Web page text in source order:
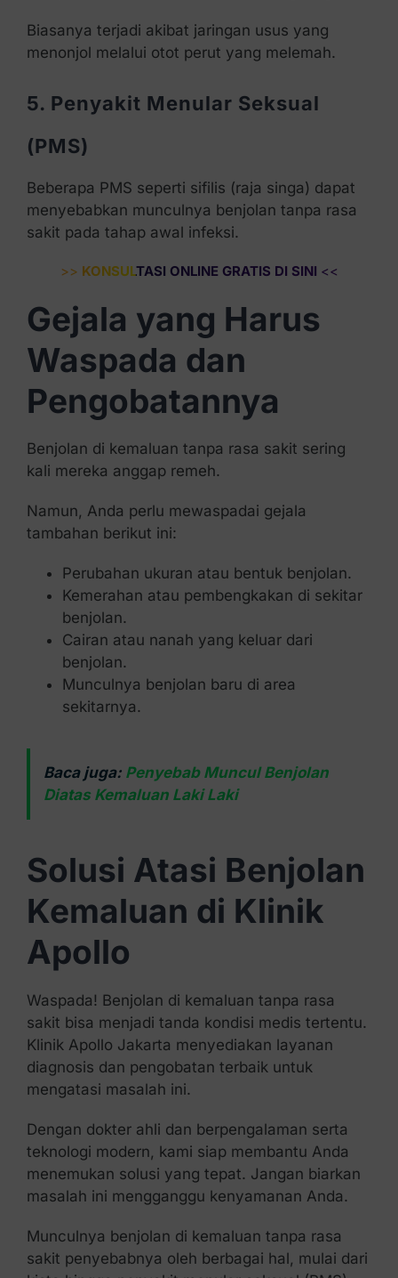
Biasanya terjadi akibat jaringan usus yang
menonjol melalui otot perut yang melemah.
5. Penyakit Menular Seksual
(PMS)
Beberapa PMS seperti sifilis (raja singa) dapat
menyebabkan munculnya benjolan tanpa rasa
sakit pada tahap awal infeksi.
>> KONSULTASI ONLINE GRATIS DI SINI <<
Gejala yang Harus
Waspada dan
Pengobatannya
Benjolan di kemaluan tanpa rasa sakit sering
kali mereka anggap remeh.
Namun, Anda perlu mewaspadai gejala
tambahan berikut ini:
Perubahan ukuran atau bentuk benjolan.
Kemerahan atau pembengkakan di sekitar
benjolan.
Cairan atau nanah yang keluar dari
benjolan.
Munculnya benjolan baru di area
sekitarnya.
Baca juga: Penyebab Muncul Benjolan
Diatas Kemaluan Laki Laki
Solusi Atasi Benjolan
Kemaluan di Klinik
Apollo
Waspada! Benjolan di kemaluan tanpa rasa
sakit bisa menjadi tanda kondisi medis tertentu.
Klinik Apollo Jakarta menyediakan layanan
diagnosis dan pengobatan terbaik untuk
mengatasi masalah ini.
Dengan dokter ahli dan berpengalaman serta
teknologi modern, kami siap membantu Anda
menemukan solusi yang tepat. Jangan biarkan
masalah ini mengganggu kenyamanan Anda.
Munculnya benjolan di kemaluan tanpa rasa
sakit penyebabnya oleh berbagai hal, mulai dari